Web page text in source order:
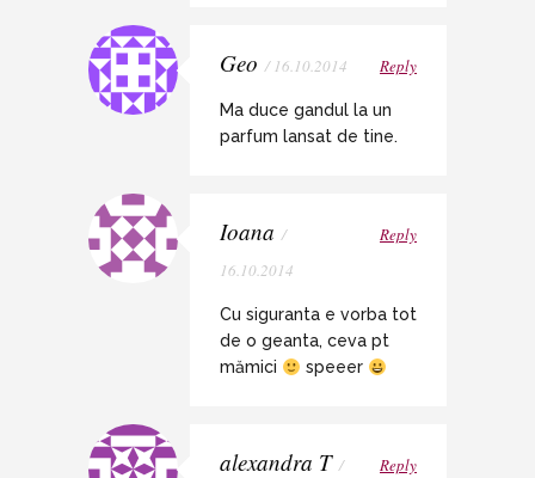
Geo / 16.10.2014 Reply
Ma duce gandul la un
parfum lansat de tine.
Ioana /
16.10.2014
Reply
Cu siguranta e vorba tot
de o geanta, ceva pt
mămici
speeer
alexandra T / Reply